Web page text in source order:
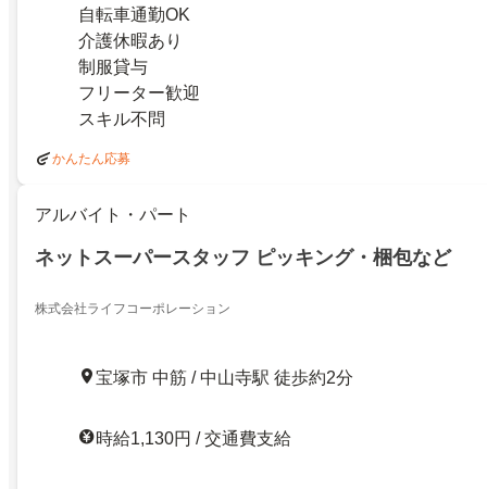
自転車通勤OK
介護休暇あり
制服貸与
フリーター歓迎
スキル不問
かんたん応募
アルバイト・パート
ネットスーパースタッフ ピッキング・梱包など
株式会社ライフコーポレーション
宝塚市 中筋 / 中山寺駅 徒歩約2分
時給1,130円 / 交通費支給